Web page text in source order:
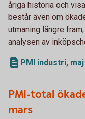
åriga historia och
består även om
utmaning längre
analysen av
PMI industri,
PMI-total
mars